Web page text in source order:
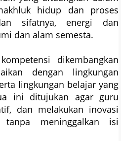
hidup dan proses
sifatnya, energi dan
dan alam semesta.
dikembangkan
dengan lingkungan
lingkungan belajar yang
ini ditujukan agar guru
dan melakukan inovasi
tanpa meninggalkan isi